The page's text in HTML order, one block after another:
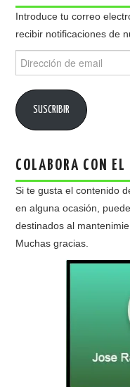
Introduce tu correo
recibir notificaciones de
de
SUSCRIBIR
COLABORA CON EL
Si te gusta el contenido
en alguna ocasión,
destinados al
Muchas gracias.